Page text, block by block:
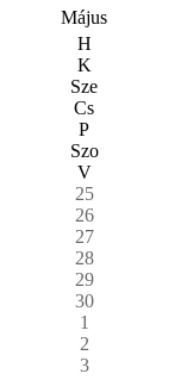
Május
H
K
Sze
Cs
P
Szo
V
25
26
27
28
29
30
1
2
3